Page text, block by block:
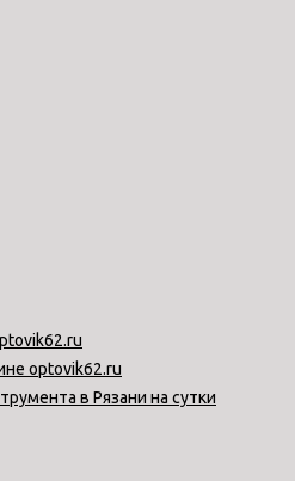
optovik62.ru
в Рязани на сутки